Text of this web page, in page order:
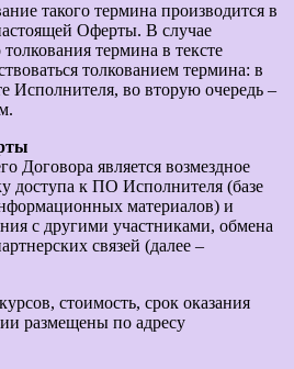
такого термина производится в
Оферты. В случае
термина в тексте
толкованием термина: в
Исполнителя, во вторую очередь –
Договора является возмездное
доступа к ПО Исполнителя (базе
материалов) и
с другими участниками, обмена
связей (далее –
стоимость, срок оказания
размещены по адресу